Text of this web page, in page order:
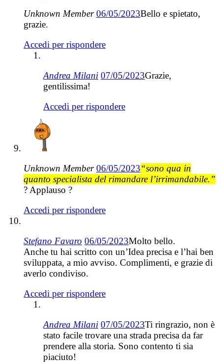
Unknown Member 06/05/2023Bello e spietato,
grazie.
Accedi per rispondere
Andrea Milani 07/05/2023Grazie,
gentilissima!
Accedi per rispondere
Unknown Member 06/05/2023“sono qua in
quanto specialista del rimandare l’irrimandabile.”
? Applauso ?
Accedi per rispondere
Stefano Favaro 06/05/2023Molto bello.
Anche tu hai scritto con un’Idea precisa e l’hai ben
sviluppata, a mio avviso. Complimenti, e grazie di
averlo condiviso.
Accedi per rispondere
Andrea Milani 07/05/2023Ti ringrazio, non è
stato facile trovare una strada precisa da far
prendere alla storia. Sono contento ti sia
piaciuto!